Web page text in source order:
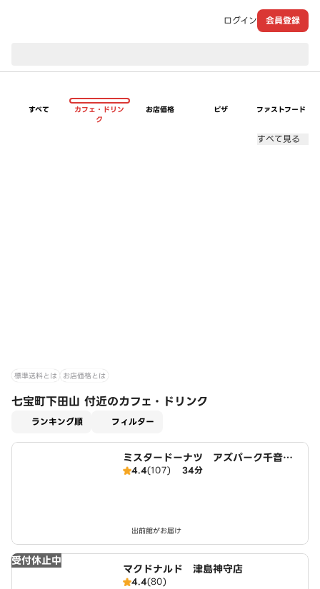
ログイン 会員登録
すべて
カフェ・ドリン
ク
お店価格 ピザ ファストフード
すべて見る
標準送料とは お店価格とは
七宝町下田山 付近のカフェ・ドリンク
ランキング順 フィルター
ミスタードーナツ アズパーク千音寺
ショップ
4.4(107) 34分
出前館がお届け
受付休止中
マクドナルド 津島神守店
4.4(80)